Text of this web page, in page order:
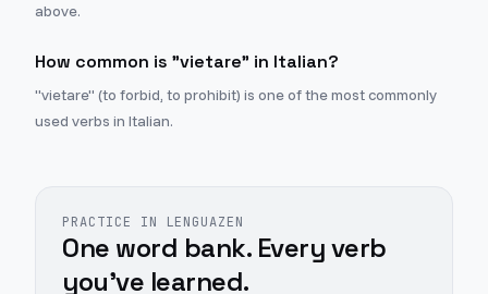
above.
How common is "vietare" in Italian?
"vietare" (to forbid, to prohibit) is one of the most commonly
used verbs in Italian.
PRACTICE IN LENGUAZEN
One word bank. Every verb
you've learned.